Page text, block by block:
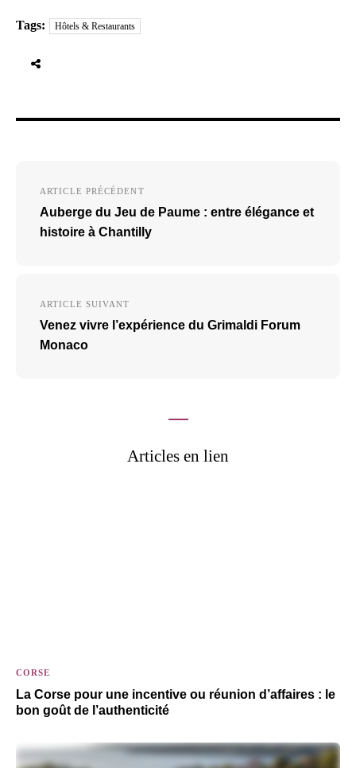
Tags: Hôtels & Restaurants
l’article
ARTICLE PRÉCÉDENT
Auberge du Jeu de Paume : entre élégance et
histoire à Chantilly
ARTICLE SUIVANT
Venez vivre l’expérience du Grimaldi Forum
Monaco
Articles en lien
CORSE
La Corse pour une incentive ou réunion d’affaires : le
bon goût de l’authenticité